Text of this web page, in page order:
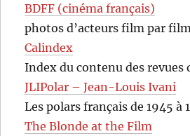
BDFF (cinéma français)
photos d’acteurs film par film
Calindex
Index du contenu des revues
JLIPolar – Jean-Louis Ivani
Les polars français de 1945 à
The Blonde at the Film